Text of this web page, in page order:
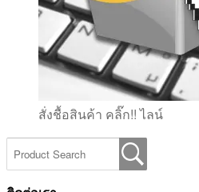
สั่งชื้อสินค้า คลิ๊ก!! ไลน์